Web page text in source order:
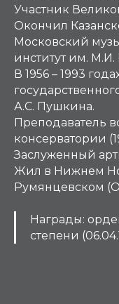
Участник
Окончил
Московский
институт им. М.И.
В 1956 – 1993
А.С. Пушкина.
Преподаватель
консерватории
Заслуженный
Жил в Нижнем
Румянцевском
Награды:
степени